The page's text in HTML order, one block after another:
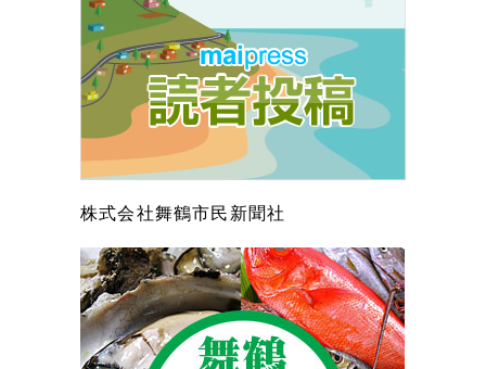
株式会社舞鶴市民新聞社